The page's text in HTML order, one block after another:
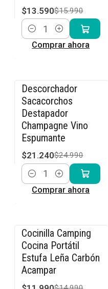
$13.590$15.990
Cantidad
Comprar ahora
-15% OFF
Descorchador
Sacacorchos
Destapador
Champagne Vino
Espumante
$21.240$24.990
Cantidad
Comprar ahora
-20% OFF
Cocinilla Camping
Cocina Portátil
Estufa Leña Carbón
Acampar